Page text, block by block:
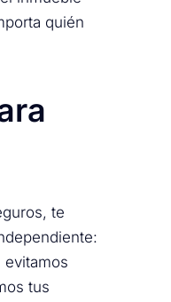
quién
te
evitamos
tus